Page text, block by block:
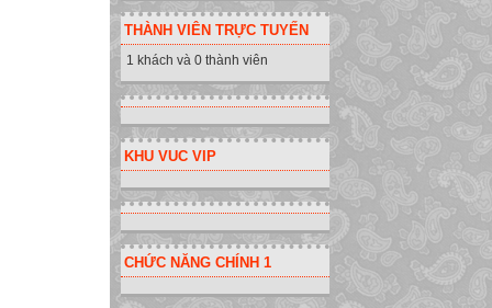
THÀNH VIÊN TRỰC TUYẾN
1 khách và 0 thành viên
KHU VUC VIP
CHỨC NĂNG CHÍNH 1